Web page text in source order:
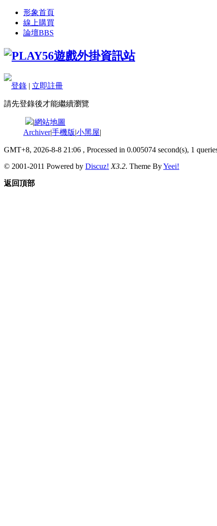
形象首頁
線上購買
論壇BBS
登錄 | 立即註冊
請先登錄後才能繼續瀏覽
|網站地圖
Archiver|手機版|小黑屋|
GMT+8, 2026-8-8 21:06 , Processed in 0.005074 second(s), 1
© 2001-2011 Powered by Discuz! X3.2. Theme ByYeei!
返回頂部